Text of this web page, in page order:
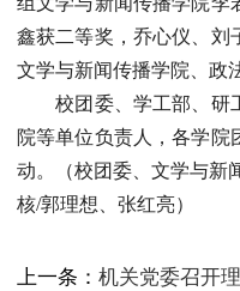
鑫获二等奖，乔心仪、刘
文学与新闻传播学院、政
校团委、学工部、研
院等单位负责人，各学院
动。（校团委、文学与新
核/郭理想、张红亮）
上一条： 机关党委召开